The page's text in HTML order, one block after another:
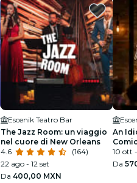
Escenik Teatro Bar
The Jazz Room: un viaggio
nel cuore di New Orleans
4.6
(164)
22 ago - 12 set
Da 400,00 MXN
An
l’altro
10 ott
Da